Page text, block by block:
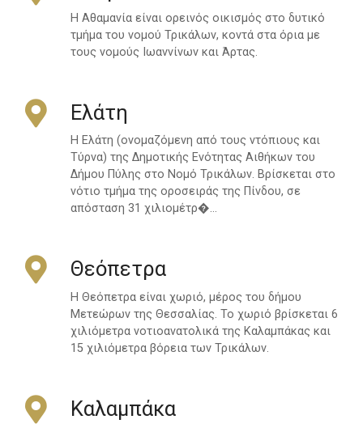
Η Αθαμανία είναι ορεινός οικισμός στο δυτικό
τμήμα του νομού Τρικάλων, κοντά στα όρια με
τους νομούς Ιωαννίνων και Άρτας.
Ελάτη
Η Ελάτη (ονομαζόμενη από τους ντόπιους και
Τύρνα) της Δημοτικής Ενότητας Αιθήκων του
Δήμου Πύλης στο Νομό Τρικάλων. Βρίσκεται στο
νότιο τμήμα της οροσειράς της Πίνδου, σε
απόσταση 31 χιλιομέτρ�…
Θεόπετρα
Η Θεόπετρα είναι χωριό, μέρος του δήμου
Μετεώρων της Θεσσαλίας. Το χωριό βρίσκεται 6
χιλιόμετρα νοτιοανατολικά της Καλαμπάκας και
15 χιλιόμετρα βόρεια των Τρικάλων.
Καλαμπάκα